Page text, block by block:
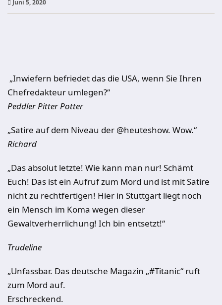
Juni 5, 2020
„Inwiefern befriedet das die USA, wenn Sie Ihren
Chefredakteur umlegen?“
Peddler Pitter Potter
„Satire auf dem Niveau der @heuteshow. Wow.“
Richard
„Das absolut letzte! Wie kann man nur! Schämt
Euch! Das ist ein Aufruf zum Mord und ist mit Satire
nicht zu rechtfertigen! Hier in Stuttgart liegt noch
ein Mensch im Koma wegen dieser
Gewaltverherrlichung! Ich bin entsetzt!“
Trudeline
„Unfassbar. Das deutsche Magazin „#Titanic“ ruft
zum Mord auf.
Erschreckend.